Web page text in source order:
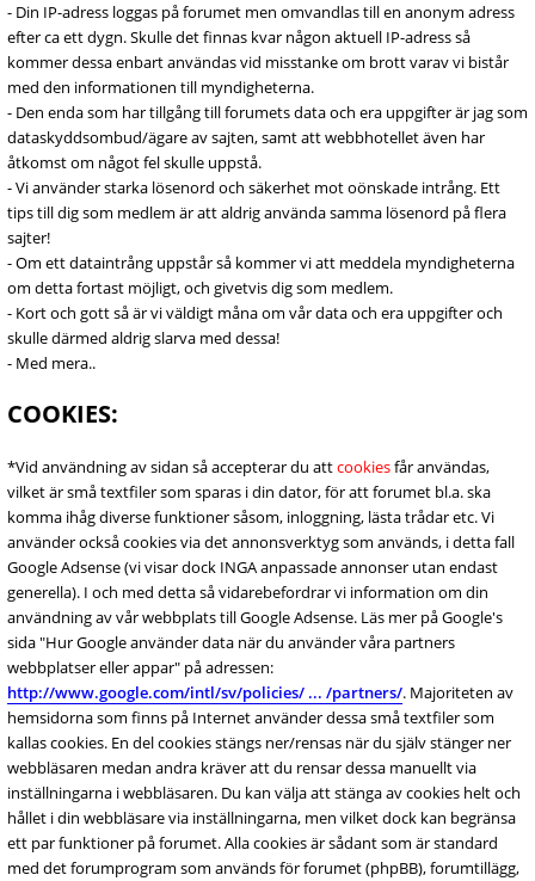
- Din IP-adress loggas på forumet men omvandlas till en anonym adress
efter ca ett dygn. Skulle det finnas kvar någon aktuell IP-adress så
kommer dessa enbart användas vid misstanke om brott varav vi bistår
med den informationen till myndigheterna.
- Den enda som har tillgång till forumets data och era uppgifter är jag som
dataskyddsombud/ägare av sajten, samt att webbhotellet även har
åtkomst om något fel skulle uppstå.
- Vi använder starka lösenord och säkerhet mot oönskade intrång. Ett
tips till dig som medlem är att aldrig använda samma lösenord på flera
sajter!
- Om ett dataintrång uppstår så kommer vi att meddela myndigheterna
om detta fortast möjligt, och givetvis dig som medlem.
- Kort och gott så är vi väldigt måna om vår data och era uppgifter och
skulle därmed aldrig slarva med dessa!
- Med mera..
COOKIES:
*Vid användning av sidan så accepterar du attcookiesfår användas,
vilket är små textfiler som sparas i din dator, för att forumet bl.a. ska
komma ihåg diverse funktioner såsom, inloggning, lästa trådar etc. Vi
använder också cookies via det annonsverktyg som används, i detta fall
Google Adsense (vi visar dock INGA anpassade annonser utan endast
generella). I och med detta så vidarebefordrar vi information om din
användning av vår webbplats till Google Adsense. Läs mer på Google's
sida "Hur Google använder data när du använder våra partners
webbplatser eller appar" på adressen:
http://www.google.com/intl/sv/policies/ ... /partners/. Majoriteten av
hemsidorna som finns på Internet använder dessa små textfiler som
kallas cookies. En del cookies stängs ner/rensas när du själv stänger ner
webbläsaren medan andra kräver att du rensar dessa manuellt via
inställningarna i webbläsaren. Du kan välja att stänga av cookies helt och
hållet i din webbläsare via inställningarna, men vilket dock kan begränsa
ett par funktioner på forumet. Alla cookies är sådant som är standard
med det forumprogram som används för forumet (phpBB), forumtillägg,